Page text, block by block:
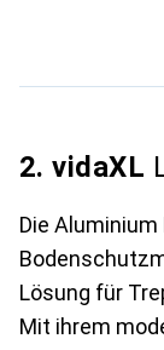
2. vidaXL
Die
Lösung für
Mit ihrem